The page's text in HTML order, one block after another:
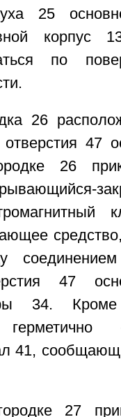
25
корпус
по
26
47
26
47
34.
41,
27